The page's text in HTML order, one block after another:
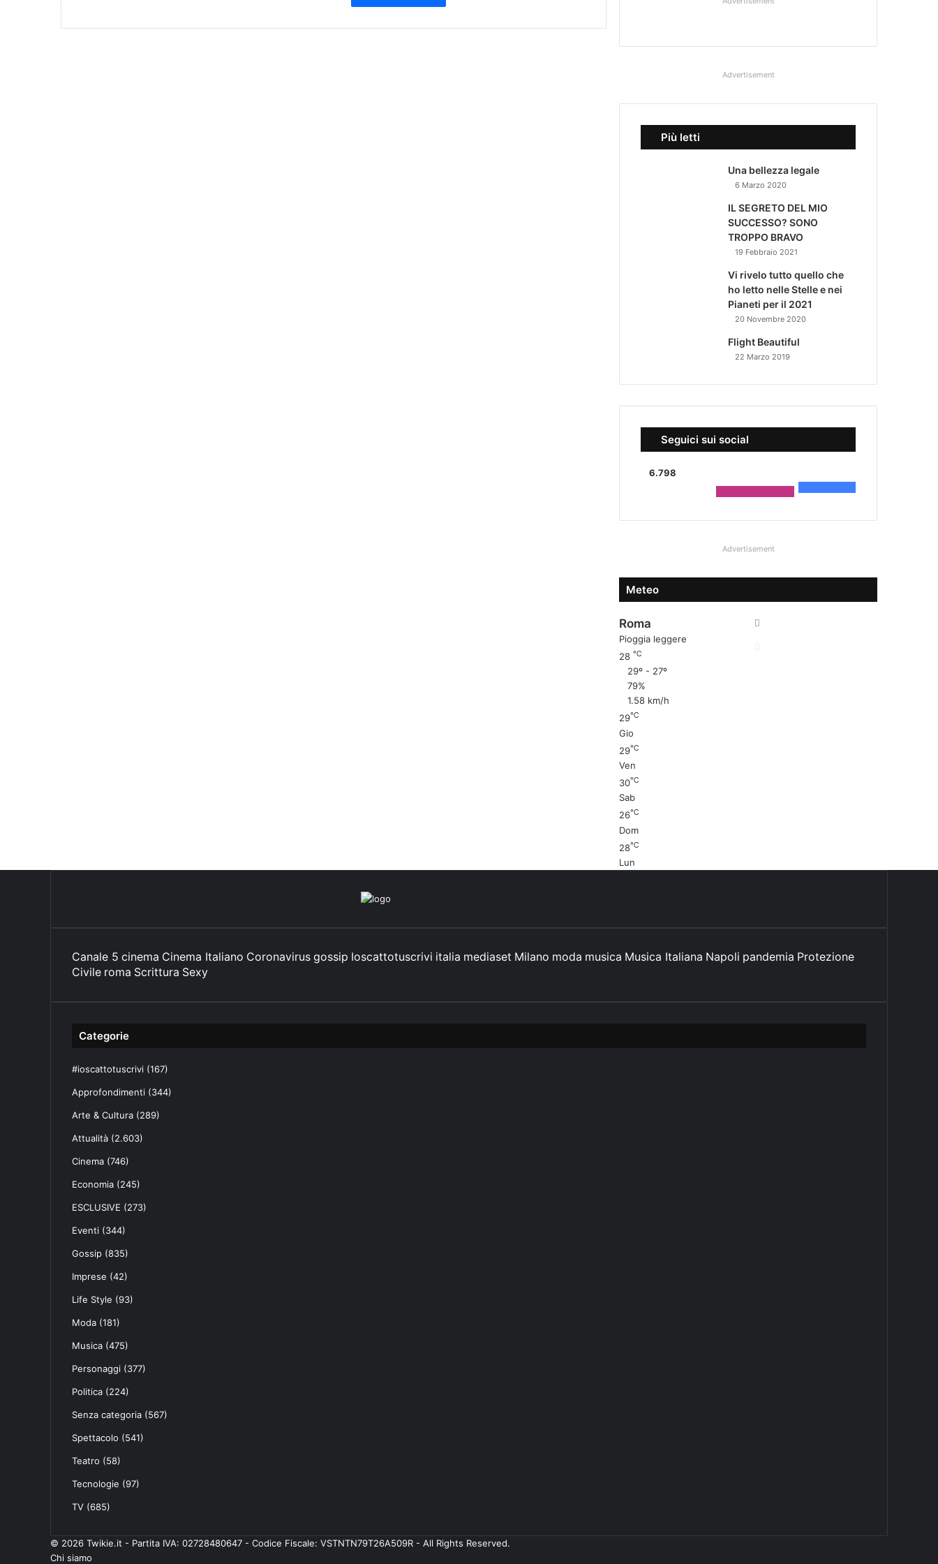
Advertisement
Più letti
Una bellezza legale
6 Marzo 2020
IL SEGRETO DEL MIO
SUCCESSO? SONO
TROPPO BRAVO
19 Febbraio 2021
Vi rivelo tutto quello che
ho letto nelle Stelle e nei
Pianeti per il 2021
20 Novembre 2020
Flight Beautiful
22 Marzo 2019
Seguici sui social
6.798
Advertisement
Meteo
Roma
Pioggia leggere
28℃
29º - 27º
79%
1.58 km/h
29℃
Gio
29℃
Ven
30℃
Sab
26℃
Dom
28℃
Lun
Canale 5 cinema Cinema Italiano Coronavirus gossip Ioscattotuscrivi italia mediaset Milano moda musica Musica Italiana Napoli pandemia Protezione
Civile roma Scrittura Sexy
Categorie
#ioscattotuscrivi (167)
Approfondimenti (344)
Arte & Cultura (289)
Attualità (2.603)
Cinema (746)
Economia (245)
ESCLUSIVE (273)
Eventi (344)
Gossip (835)
Imprese (42)
Life Style (93)
Moda (181)
Musica (475)
Personaggi (377)
Politica (224)
Senza categoria (567)
Spettacolo (541)
Teatro (58)
Tecnologie (97)
TV (685)
© 2026 Twikie.it - Partita IVA: 02728480647 - Codice Fiscale: VSTNTN79T26A509R - All Rights Reserved.
Chi siamo